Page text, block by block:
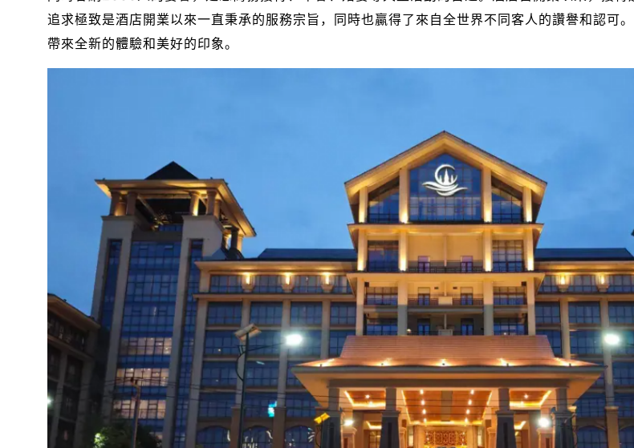
追求極致是酒店開業以來一直秉承的服務宗旨，同時也贏得了來自全世界不同客人的讚譽和認可
帶來全新的體驗和美好的印象。